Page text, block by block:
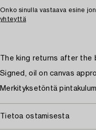
Onko sinulla vastaava esine
yhteyttä
The king returns after the
Signed, oil on canvas
Merkityksetöntä
Tietoa ostamisesta